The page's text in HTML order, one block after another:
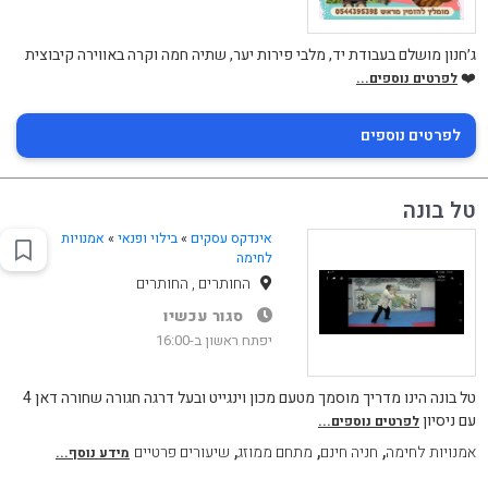
ג׳חנון מושלם בעבודת יד, מלבי פירות יער, שתיה חמה וקרה באווירה קיבוצית
❤️לפרטים נוספים...
לפרטים נוספים
טל בונה
אינדקס עסקים »בילוי ופנאי» אמנויות
לחימה
החותרים , החותרים
סגור עכשיו
יפתח ראשון ב-16:00
טל בונה הינו מדריך מוסמך מטעם מכון וינגייט ובעל דרגה חגורה שחורה דאן 4
עם ניסיוןלפרטים נוספים...
אמנויות לחימה, חניה חינם, מתחם ממוזג, שיעורים פרטיים מידע נוסף...